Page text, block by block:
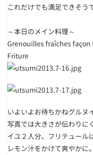
これだけでも満足できそう
～本日のメイン料理～
Grenouilles fraîches
Friture
いよいよお待ちかねグルヌ
写真では大きさが伝わりに
イユ２人分。フリテュール
レモン汁をかけて爽やかに